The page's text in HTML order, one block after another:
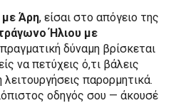
με Άρη, είσαι στο απόγειο της
Ήλιου με
δύναμη βρίσκεται
να πετύχεις ό,τι βάλεις
παρορμητικά.
οδηγός σου — άκουσέ